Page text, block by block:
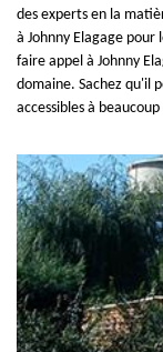
des experts en la
à Johnny Elagage
faire appel à Johnny
domaine. Sachez qu'il
accessibles à